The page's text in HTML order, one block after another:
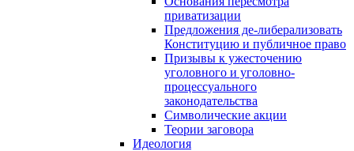
приватизации
Предложения де-либерализовать
Конституцию и публичное право
Призывы к ужесточению
уголовного и уголовно-
процессуального
законодательства
Символические акции
Теории заговора
Идеология